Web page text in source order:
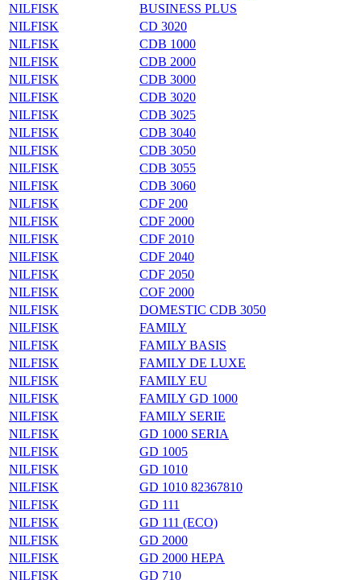
NILFISK
BUSINESS PLUS
NILFISK
CD 3020
NILFISK
CDB 1000
NILFISK
CDB 2000
NILFISK
CDB 3000
NILFISK
CDB 3020
NILFISK
CDB 3025
NILFISK
CDB 3040
NILFISK
CDB 3050
NILFISK
CDB 3055
NILFISK
CDB 3060
NILFISK
CDF 200
NILFISK
CDF 2000
NILFISK
CDF 2010
NILFISK
CDF 2040
NILFISK
CDF 2050
NILFISK
COF 2000
NILFISK
DOMESTIC CDB 3050
NILFISK
FAMILY
NILFISK
FAMILY BASIS
NILFISK
FAMILY DE LUXE
NILFISK
FAMILY EU
NILFISK
FAMILY GD 1000
NILFISK
FAMILY SERIE
NILFISK
GD 1000 SERIA
NILFISK
GD 1005
NILFISK
GD 1010
NILFISK
GD 1010 82367810
NILFISK
GD 111
NILFISK
GD 111 (ECO)
NILFISK
GD 2000
NILFISK
GD 2000 HEPA
NILFISK
GD 710